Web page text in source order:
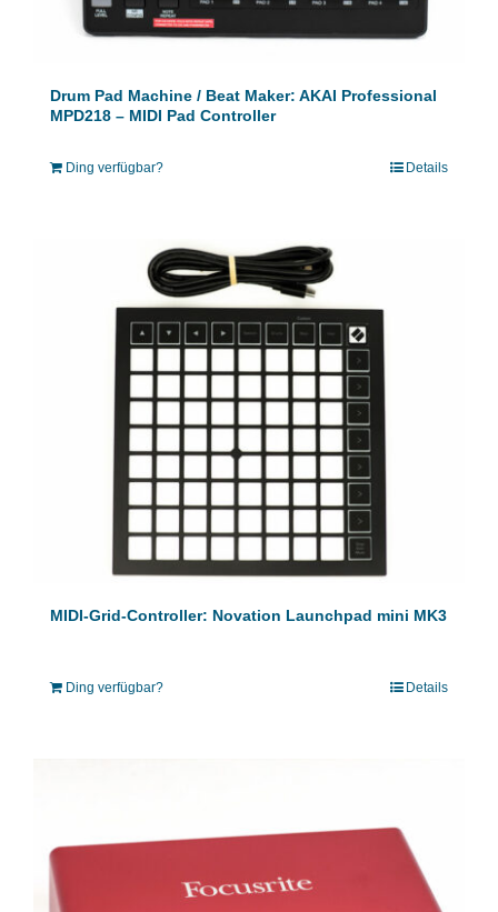
Drum Pad Machine / Beat Maker: AKAI Professional
MPD218 – MIDI Pad Controller
Ding verfügbar? Details
MIDI-Grid-Controller: Novation Launchpad mini MK3
Ding verfügbar? Details